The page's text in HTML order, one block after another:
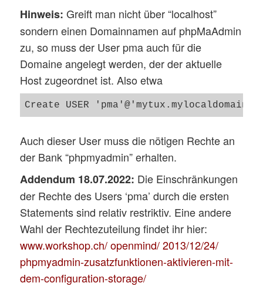
Hinweis: Greift man nicht über “localhost”
sondern einen Domainnamen auf phpMaAdmin
zu, so muss der User pma auch für die
Domaine angelegt werden, der der aktuelle
Host zugeordnet ist. Also etwa
Auch dieser User muss die nötigen Rechte an
der Bank “phpmyadmin” erhalten.
Addendum 18.07.2022: Die Einschränkungen
der Rechte des Users ‘pma’ durch die ersten
Statements sind relativ restriktiv. Eine andere
Wahl der Rechtezuteilung findet ihr hier:
www.workshop.ch/ openmind/ 2013/12/24/
phpmyadmin-zusatzfunktionen-aktivieren-mit-
dem-configuration-storage/